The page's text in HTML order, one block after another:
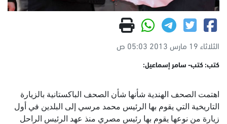
الثلاثاء 19 مارس 2013 05:03 ص
كتب: كتب- سامر إسماعيل:
اهتمت الصحف الهندية شأنها شأن الصحف الباكستانية بالزيارة
التاريخية التي يقوم بها الرئيس محمد مرسي إلى البلدين في أول
زيارة من نوعها يقوم بها رئيس مصري منذ عهد الرئيس الراحل